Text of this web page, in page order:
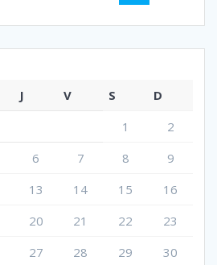
J V S
D
1
2
6 7 8
9
13 14 15
16
20 21 22
23
27 28 29
30